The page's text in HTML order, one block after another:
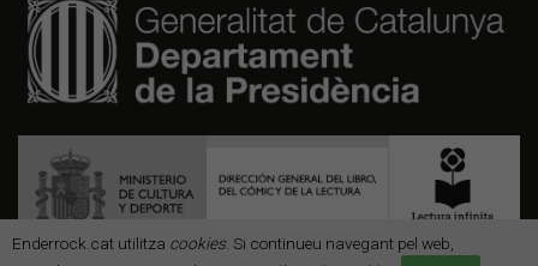
Enderrock.cat utilitza cookies. Si continueu navegant pel web,